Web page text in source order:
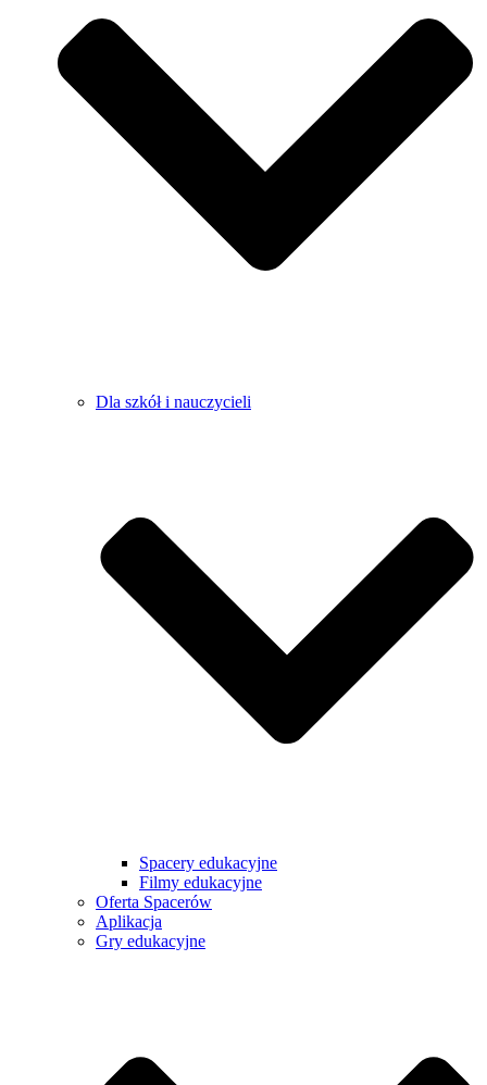
Dla szkół i nauczycieli
Spacery edukacyjne
Filmy edukacyjne
Oferta Spacerów
Aplikacja
Gry edukacyjne